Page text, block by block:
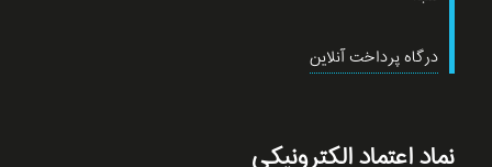
درگاه پرداخت آنلاین
نماد اعتماد الکترونیکی